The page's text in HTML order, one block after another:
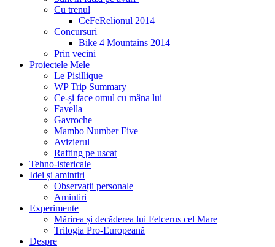
Cu trenul
CeFeRelionul 2014
Concursuri
Bike 4 Mountains 2014
Prin vecini
Proiectele Mele
Le Pisillique
WP Trip Summary
Ce-și face omul cu mâna lui
Favella
Gavroche
Mambo Number Five
Avizierul
Rafting pe uscat
Tehno-istericale
Idei și amintiri
Observații personale
Amintiri
Experimente
Mărirea și decăderea lui Felcerus cel Mare
Trilogia Pro-Europeană
Despre